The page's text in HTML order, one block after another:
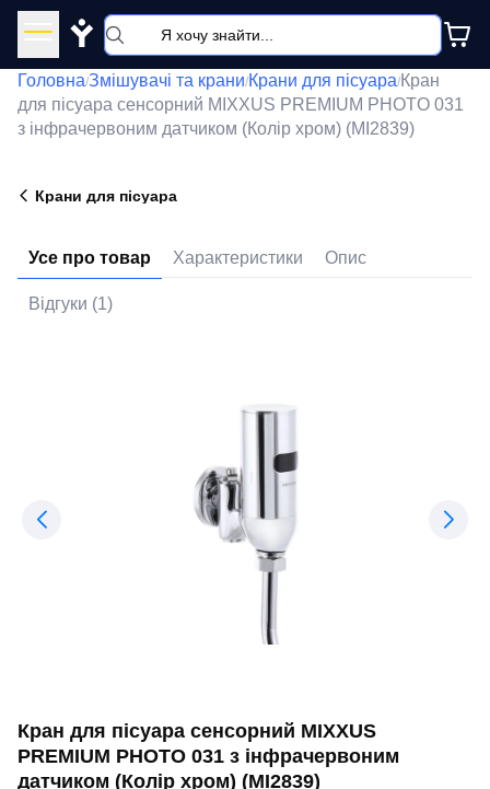
Y
Головна/Змішувачі та крани/Крани для пісуара/Кран
для пісуара сенсорний MIXXUS PREMIUM PHOTO 031
з інфрачервоним датчиком (Колір хром) (MI2839)
Крани для пісуара
Усе про товар Характеристики Опис
Відгуки (1)
Кран для пісуара сенсорний MIXXUS
PREMIUM PHOTO 031 з інфрачервоним
датчиком (Колір хром) (MI2839)